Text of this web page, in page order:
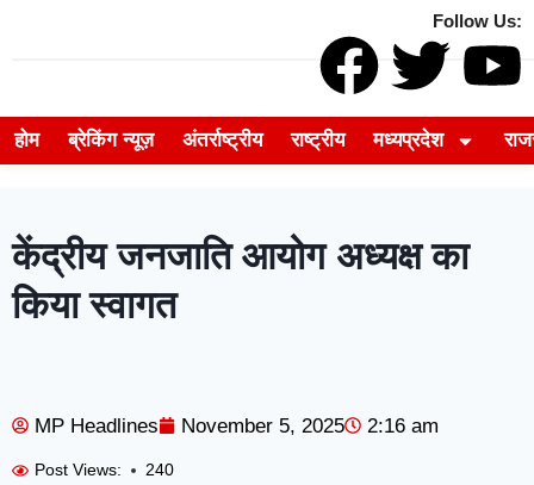
Follow Us:
होम ब्रेकिंग न्यूज़ अंतर्राष्ट्रीय राष्ट्रीय मध्यप्रदेश
केंद्रीय जनजाति आयोग अध्यक्ष का
किया स्वागत
MP Headlines November 5, 2025 2:16 am
Post Views: 240